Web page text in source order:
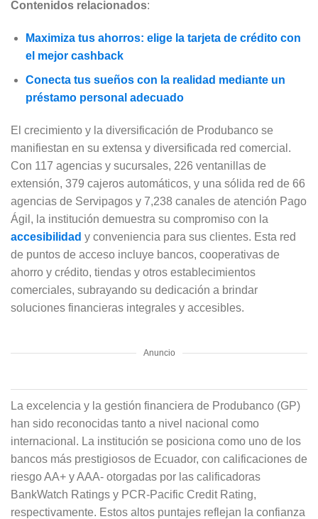
Contenidos relacionados:
Maximiza tus ahorros: elige la tarjeta de crédito con
el mejor cashback
Conecta tus sueños con la realidad mediante un
préstamo personal adecuado
El crecimiento y la diversificación de Produbanco se
manifiestan en su extensa y diversificada red comercial.
Con 117 agencias y sucursales, 226 ventanillas de
extensión, 379 cajeros automáticos, y una sólida red de 66
agencias de Servipagos y 7,238 canales de atención Pago
Ágil, la institución demuestra su compromiso con la
accesibilidad y conveniencia para sus clientes. Esta red
de puntos de acceso incluye bancos, cooperativas de
ahorro y crédito, tiendas y otros establecimientos
comerciales, subrayando su dedicación a brindar
soluciones financieras integrales y accesibles.
Anuncio
La excelencia y la gestión financiera de Produbanco (GP)
han sido reconocidas tanto a nivel nacional como
internacional. La institución se posiciona como uno de los
bancos más prestigiosos de Ecuador, con calificaciones de
riesgo AA+ y AAA- otorgadas por las calificadoras
BankWatch Ratings y PCR-Pacific Credit Rating,
respectivamente. Estos altos puntajes reflejan la confianza